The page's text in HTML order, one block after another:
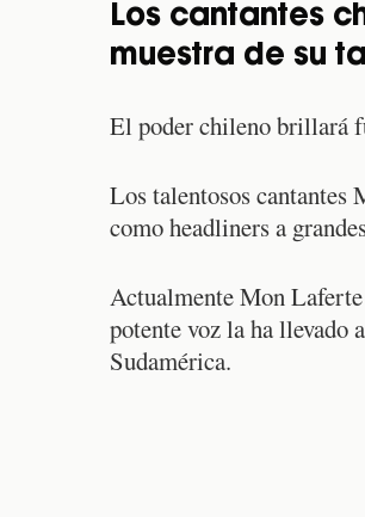
Los cantantes
muestra de su
El poder chileno brillará
Los talentosos cantantes
como headliners a
Actualmente Mon
potente voz la ha llevado
Sudamérica.